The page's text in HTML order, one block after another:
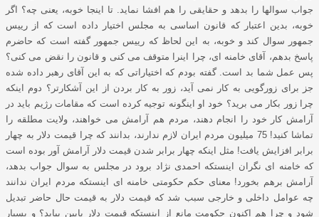
جواب سوالها را بدهد و حقایقی را هم افشا نماید. تا اینجا خوبه، یعنی چه؟ اگر
خوبه، بدین اعتبار که قانون اساسی به مجلس اختیار داده است که از رییس
جمهور سوال کند و خوبه، به این لحاظ که رییس جمهور گفته است که حاضرم
پاسخ بدهم، آقای خامنه ای، چرا اینرا متوقف می کنی و قانون را نقض می کنی؟
پس عمل شما بد است. گفته بودم که اختیاراتی که به این آقای رهبر داده شده
جز برای زورگویی به کار نمی آید، زور به کار بردن از این آشکارتر؟ دوم اینکه
چرا زور بکار می برید؟ خود او اینگونه توجیه کرده است که مقامات رژیم باید در
آرامش کار خود را انجام دهند، مردم هم آرامش می خواهند، ولایت مطلقه را
تماشا کنید! 75 میلیون مردم ایران لازم ندارند، بدانند که چرا قیمت دلار به چهار
برابر افزایش یافت! مثل اینکه چهار برابر شدن قیمت دلار آرامش آور بوده است
که خامنه ای نگران اینستکه احمدی نژاد برود در مجلس به سوال جواب بدهد،
آرامش برهم بخورد! معنای حکم حکومتی خامنه ای اینستکه مردم ایران ندانند
چه عوامل داخلی و خارجی سبب شد که قیمت دلار به قیمت حال حاضر تبدیل
شود و چرا هم اکنون حکومت مانع از اینستکه قیمت دلار پایین بیاید؟ و بسیار